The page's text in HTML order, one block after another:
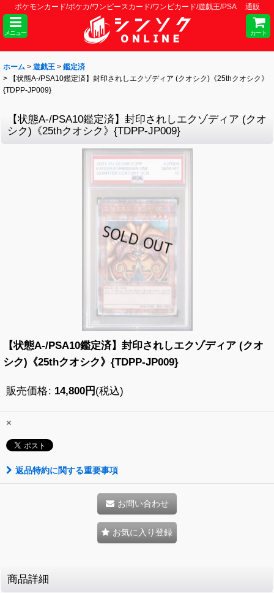
ポケモンカード/ポケカ/ワンピースカード/ワンピカード/遊戯王/PSA 通販
メニュー カート
ホーム > 遊戯王 > 鑑定済
>
【状態A-/PSA10鑑定済】封印されしエクゾディア (クオシク)《25thクオシク》
{TDPP-JP009}
【状態A-/PSA10鑑定済】封印されしエクゾディア (クオ
シク)《25thクオシク》{TDPP-JP009}
【状態A-/PSA10鑑定済】封印されしエクゾディア (クオ
シク)《25thクオシク》{TDPP-JP009}
販売価格: 14,800円 (税込)
×
返品特約に関する重要事項
お問い合わせ
お気に入り登録
商品詳細